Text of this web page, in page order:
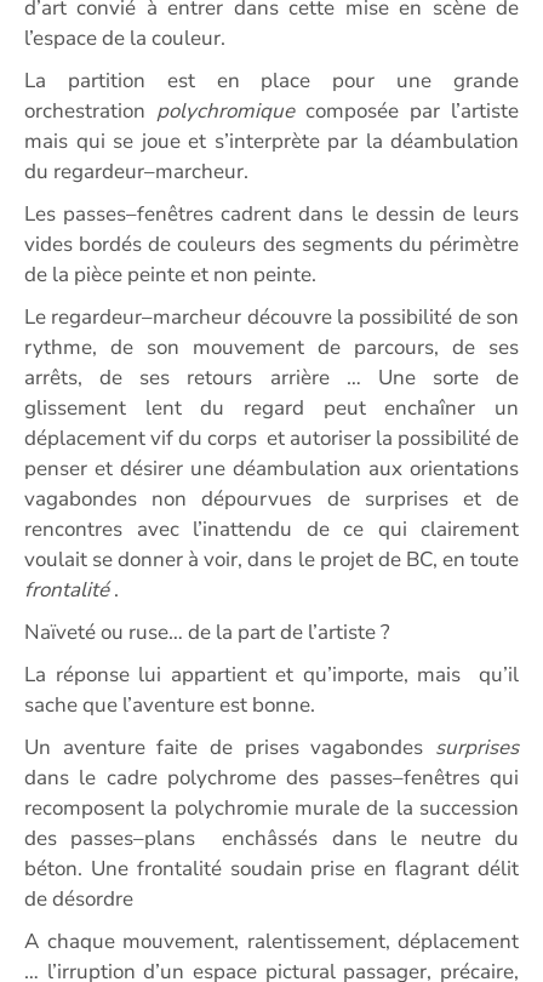
d’art convié à entrer dans cette mise en scène de
l’espace de la couleur.
La partition est en place pour une grande
orchestration polychromique composée par l’artiste
mais qui se joue et s’interprète par la déambulation
du regardeur–marcheur.
Les passes–fenêtres cadrent dans le dessin de leurs
vides bordés de couleurs des segments du périmètre
de la pièce peinte et non peinte.
Le regardeur–marcheur découvre la possibilité de son
rythme, de son mouvement de parcours, de ses
arrêts, de ses retours arrière … Une sorte de
glissement lent du regard peut enchaîner un
déplacement vif du corps et autoriser la possibilité de
penser et désirer une déambulation aux orientations
vagabondes non dépourvues de surprises et de
rencontres avec l’inattendu de ce qui clairement
voulait se donner à voir, dans le projet de BC, en toute
frontalité.
Naïveté ou ruse… de la part de l’artiste ?
La réponse lui appartient et qu’importe, mais qu’il
sache que l’aventure est bonne.
Un aventure faite de prises vagabondes surprises
dans le cadre polychrome des passes–fenêtres qui
recomposent la polychromie murale de la succession
des passes–plans enchâssés dans le neutre du
béton. Une frontalité soudain prise en flagrant délit
de désordre
A chaque mouvement, ralentissement, déplacement
… l’irruption d’un espace pictural passager, précaire,